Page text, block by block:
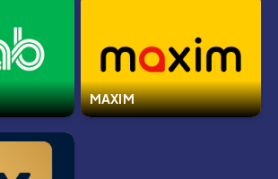
MAXIM